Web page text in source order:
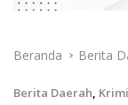
Beranda Berita
Berita Daerah,